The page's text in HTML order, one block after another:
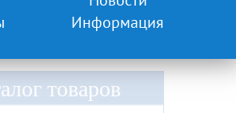
Информация
товаров